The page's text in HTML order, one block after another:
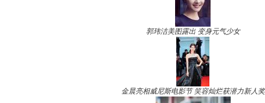
郭玮洁美图露出 变身元气少女
金晨亮相威尼斯电影节 笑容灿烂获潜力新人奖